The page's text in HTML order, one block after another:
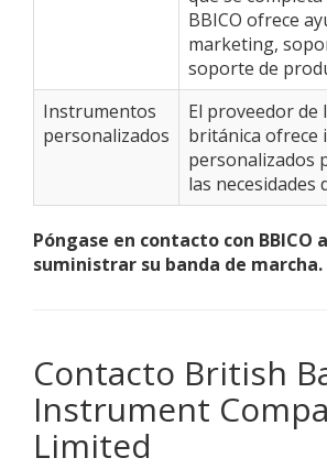
BBICO ofrece
marketing,
soporte de
Instrumentos
personalizados
El proveedor de
británica ofrece
personalizados
las necesidades
Póngase en contacto con BBICO
suministrar su banda de marcha.
Contacto British
Instrument
Limited